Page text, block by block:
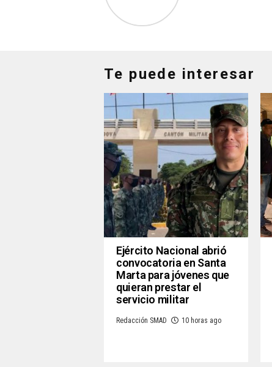
Te puede interesar
Ejército Nacional abrió
convocatoria en Santa
Marta para jóvenes que
quieran prestar el
servicio militar
Redacción SMAD 10 horas ago